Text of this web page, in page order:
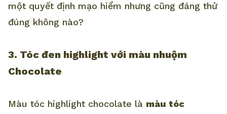
một quyết định mạo hiểm nhưng cũng đáng thử
đúng không nào?
3. Tóc đen highlight với màu nhuộm
Chocolate
Màu tóc highlight chocolate là màu tóc